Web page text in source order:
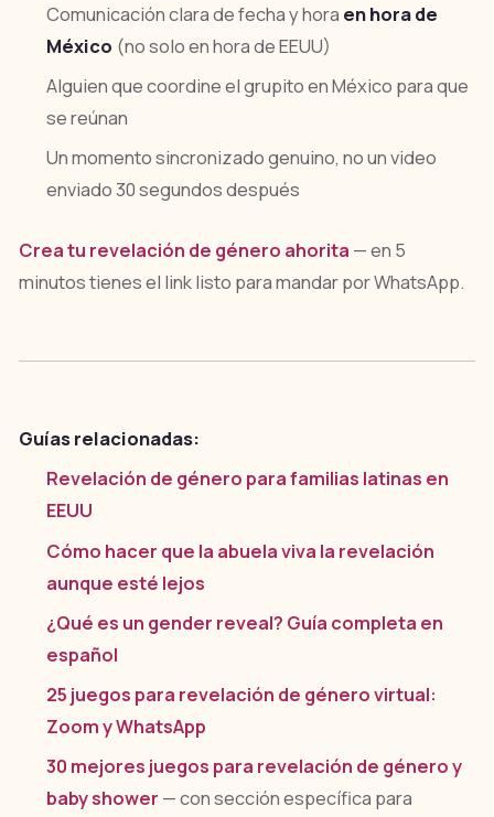
Comunicación clara de fecha y hora en hora de
México (no solo en hora de EEUU)
Alguien que coordine el grupito en México para que
se reúnan
Un momento sincronizado genuino, no un video
enviado 30 segundos después
Crea tu revelación de género ahorita — en 5
minutos tienes el link listo para mandar por WhatsApp.
Guías relacionadas:
Revelación de género para familias latinas en
EEUU
Cómo hacer que la abuela viva la revelación
aunque esté lejos
¿Qué es un gender reveal? Guía completa en
español
25 juegos para revelación de género virtual:
Zoom y WhatsApp
30 mejores juegos para revelación de género y
baby shower — con sección específica para